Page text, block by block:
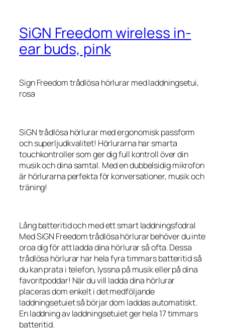
SiGN Freedom wireless in-
ear buds, pink
Sign Freedom trådlösa hörlurar med laddningsetui,
rosa
SiGN trådlösa hörlurar med ergonomisk passform
och superljudkvalitet! Hörlurarna har smarta
touchkontroller som ger dig full kontroll över din
musik och dina samtal. Med en dubbelsidig mikrofon
är hörlurarna perfekta för konversationer, musik och
träning!
Lång batteritid och med ett smart laddningsfodral
Med SiGN Freedom trådlösa hörlurar behöver du inte
oroa dig för att ladda dina hörlurar så ofta. Dessa
trådlösa hörlurar har hela fyra timmars batteritid så
du kan prata i telefon, lyssna på musik eller på dina
favoritpoddar! När du vill ladda dina hörlurar
placeras dom enkelt i det medföljande
laddningsetuiet så börjar dom laddas automatiskt.
En laddning av laddningsetuiet ger hela 17 timmars
batteritid.